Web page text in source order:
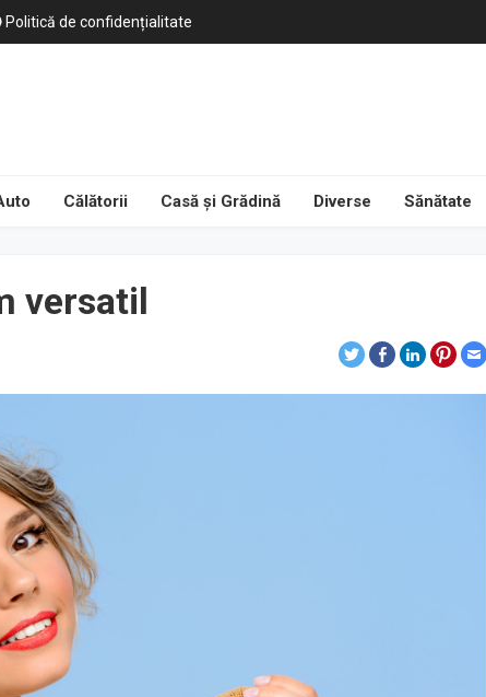
Politică de confidențialitate
Călătorii Casă și Grădină Diverse Sănătate
versatil